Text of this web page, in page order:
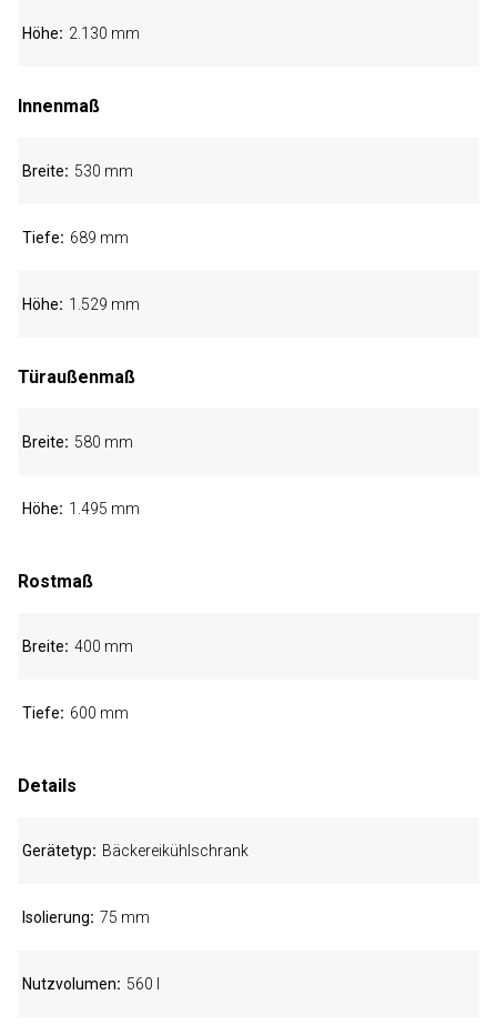
Höhe 2.130 mm
Innenmaß
Breite 530 mm
Tiefe 689 mm
Höhe 1.529 mm
Türaußenmaß
Breite 580 mm
Höhe 1.495 mm
Rostmaß
Breite 400 mm
Tiefe 600 mm
Details
Gerätetyp Bäckereikühlschrank
Isolierung 75 mm
Nutzvolumen 560 l